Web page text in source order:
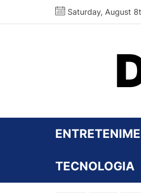
Saturday, August
TECNOLOGIA